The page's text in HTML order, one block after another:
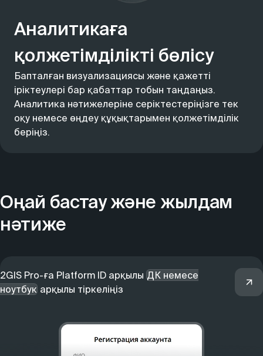
Аналитикаға
қолжетімділікті бөлісу
Бапталған визуализациясы және қажетті
іріктеулері бар қабаттар тобын таңдаңыз.
Аналитика нәтижелеріне серіктестеріңізге тек
оқу немесе өңдеу құқықтарымен қолжетімділік
беріңіз.
Оңай бастау және жылдам
нәтиже
2GIS Pro-ға Platform ID арқылы ДК немесе
ноутбук арқылы тіркеліңіз